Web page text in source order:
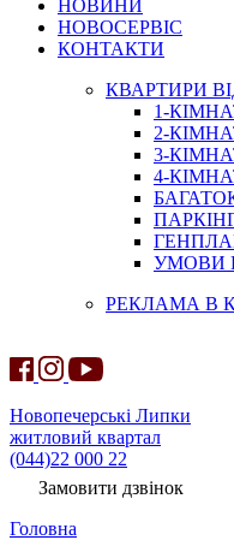
НОВИНИ
НОВОСЕРВІС
КОНТАКТИ
КВАРТИРИ
1-
2-
3-
4-
УМОВИ
РЕКЛАМА В
Новопечерські Липки
житловий квартал
(044)22 000 22
Замовити дзвінок
Головна